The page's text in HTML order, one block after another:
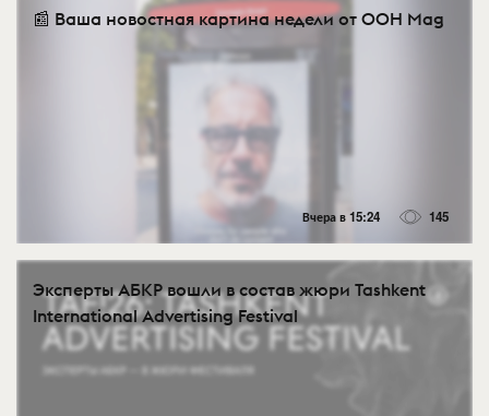
📰 Ваша новостная картина недели от OOH Mag
Вчера в 15:24 145
Эксперты АБКР вошли в состав жюри Tashkent
International Advertising Festival